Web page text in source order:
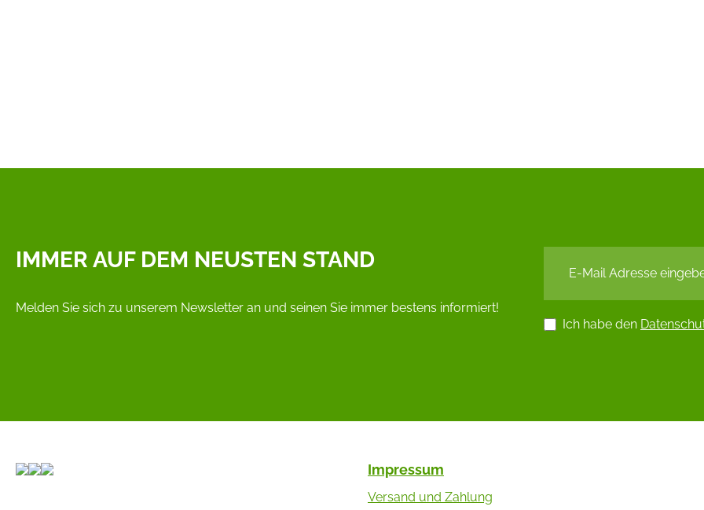
IMMER AUF DEM NEUSTEN STAND
Melden Sie sich zu unserem Newsletter an und seinen Sie immer bestens informiert!
Ich habe den
Impressum
Versand und Zahlung